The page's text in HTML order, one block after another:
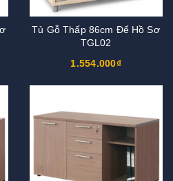
Tủ Gỗ Thấp 86cm Để Hồ Sơ
TGL02
1.554.000₫